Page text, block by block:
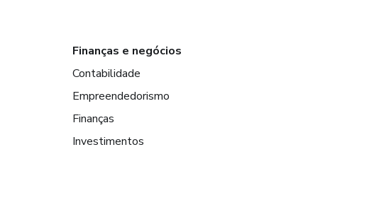
Finanças e negócios
Contabilidade
Empreendedorismo
Finanças
Investimentos